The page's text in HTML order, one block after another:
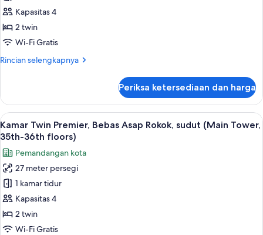
floor)
Twin,
Bebas
Asap
Rokok
9th-
14th
Floors)
Kapasitas 4
2 twin
Wi-Fi Gratis
Rincian selengkapnya
Rincian
Kamar
Twin,
Bebas
Asap
(Annex
Tower,
9th-
14th
Floors)
Periksa ketersediaan dan harga
Lihat
semua
foto
untuk
Kamar
Twin
Premier,
Bebas
Asap
Kamar Twin Premier, Bebas Asap
14
Kamar Twin Premier, Bebas Asap Rokok, sudut (Main Tower,
35th-36th floors)
Pemandangan kota
27 meter persegi
1 kamar tidur
Kapasitas 4
2 twin
Wi-Fi Gratis